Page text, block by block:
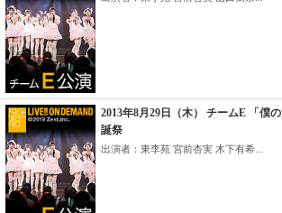
2013年8月29日（木） チームE 「僕
誕祭
出演者：東李苑 宮前杏実 木下有希...